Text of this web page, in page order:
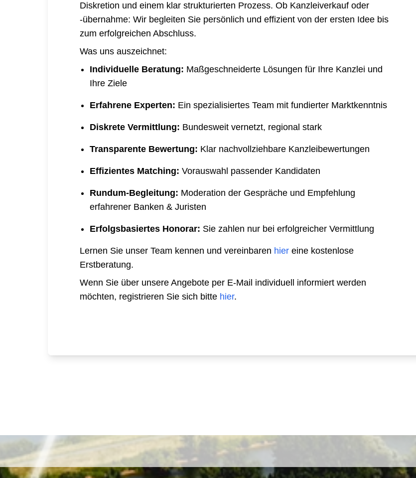
Diskretion und einem klar strukturierten Prozess. Ob Kanzleiverkauf oder
-übernahme: Wir begleiten Sie persönlich und effizient von der ersten Idee bis
zum erfolgreichen Abschluss.
Was uns auszeichnet:
Individuelle Beratung: Maßgeschneiderte Lösungen für Ihre Kanzlei und
Ihre Ziele
Erfahrene Experten: Ein spezialisiertes Team mit fundierter Marktkenntnis
Diskrete Vermittlung: Bundesweit vernetzt, regional stark
Transparente Bewertung: Klar nachvollziehbare Kanzleibewertungen
Effizientes Matching: Vorauswahl passender Kandidaten
Rundum-Begleitung: Moderation der Gespräche und Empfehlung
erfahrener Banken & Juristen
Erfolgsbasiertes Honorar: Sie zahlen nur bei erfolgreicher Vermittlung
Lernen Sie unser Team kennen und vereinbaren hier eine kostenlose
Erstberatung.
Wenn Sie über unsere Angebote per E-Mail individuell informiert werden
möchten, registrieren Sie sich bitte hier.